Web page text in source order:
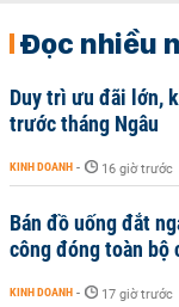
Đọc nhiều
Duy trì ưu đãi lớn,
trước tháng Ngâu
KINH DOANH - 16 giờ trước
Bán đồ uống đắt
công đóng toàn bộ
KINH DOANH - 17 giờ trước